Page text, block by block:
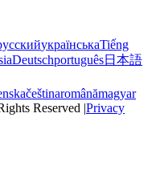
українськаTiếng
Deutschportuguês日本語
češtinaromânămagyar
Reserved |Privacy